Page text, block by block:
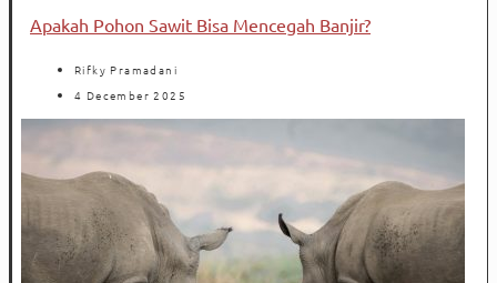
Apakah Pohon Sawit Bisa Mencegah Banjir?
Rifky Pramadani
4 December 2025